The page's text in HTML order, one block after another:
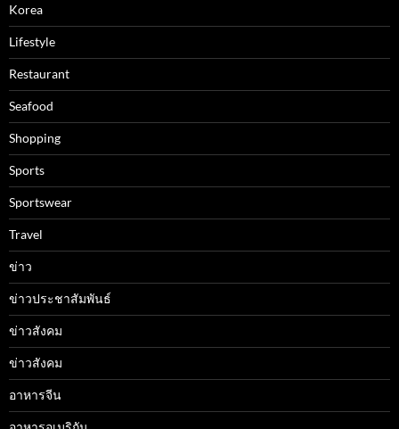
Korea
Lifestyle
Restaurant
Seafood
Shopping
Sports
Sportswear
Travel
ข่าว
ข่าวประชาสัมพันธ์
ข่าวสังคม
ข่าวสังคม
อาหารจีน